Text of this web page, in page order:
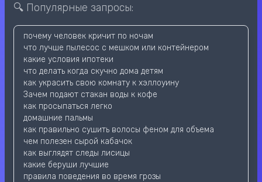
🔍 Популярные запросы:
почему человек кричит по ночам
что лучше пылесос с мешком или контейнером
какие условия ипотеки
что делать когда скучно дома детям
как украсить свою комнату к хэллоуину
Зачем подают стакан воды к кофе
как просыпаться легко
домашние пальмы
как правильно сушить волосы феном для объема
чем полезен сырой кабачок
как выглядят следы лисицы
какие беруши лучшие
правила поведения во время грозы